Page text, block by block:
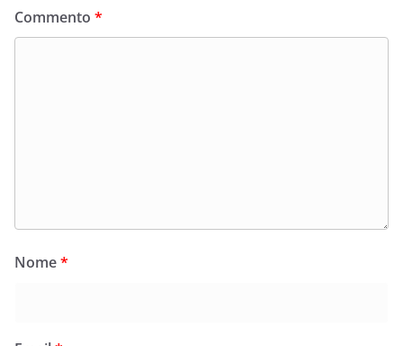
Commento *
Nome*